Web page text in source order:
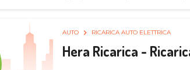
AUTO RICARICA AUTO ELETTRICA
Hera Ricarica -